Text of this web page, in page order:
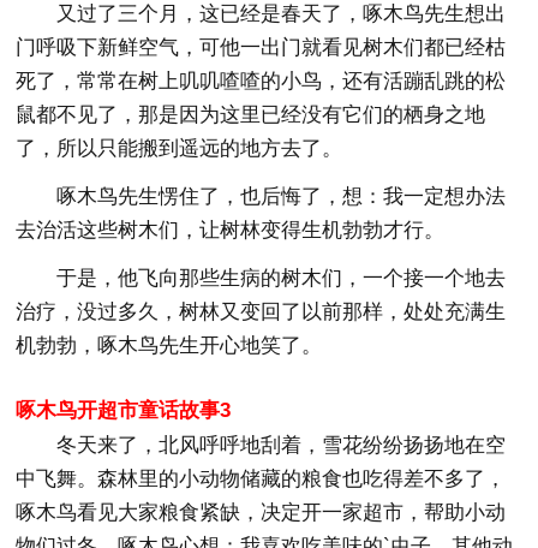
又过了三个月，这已经是春天了，啄木鸟先生想出
门呼吸下新鲜空气，可他一出门就看见树木们都已经枯
死了，常常在树上叽叽喳喳的小鸟，还有活蹦乱跳的松
鼠都不见了，那是因为这里已经没有它们的栖身之地
了，所以只能搬到遥远的地方去了。
啄木鸟先生愣住了，也后悔了，想：我一定想办法
去治活这些树木们，让树林变得生机勃勃才行。
于是，他飞向那些生病的树木们，一个接一个地去
治疗，没过多久，树林又变回了以前那样，处处充满生
机勃勃，啄木鸟先生开心地笑了。
啄木鸟开超市童话故事3
冬天来了，北风呼呼地刮着，雪花纷纷扬扬地在空
中飞舞。森林里的小动物储藏的粮食也吃得差不多了，
啄木鸟看见大家粮食紧缺，决定开一家超市，帮助小动